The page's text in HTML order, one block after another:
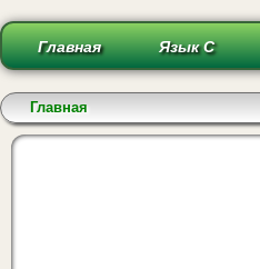
Главная Язык С
Вы здесь
Главная